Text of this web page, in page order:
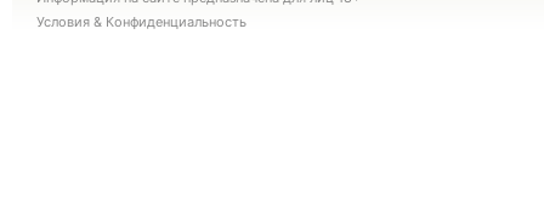
Условия & Конфиденциальность